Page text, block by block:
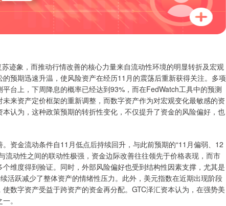
迹象，而推动行情改善的核心力量来自流动性环境的明显转折及宏观
预期迅速升温，使风险资产在经历11月的震荡后重新获得关注。多项
台上，下周降息的概率已经达到93%，而在FedWatch工具中的预测
来资产定价框架的重新调整，而数字资产作为对宏观变化最敏感的资
认为，这种政策预期的转折性变化，不仅提升了资金的风险偏好，也
金流动条件自11月低点后持续回升，与此前预期的“11月偏弱、12
流动性之间的联动性极强，资金边际改善往往领先于价格表现，而市
维度得到验证。同时，外部风险偏好也受到结构性因素支撑，尤其是
活跃减少了整体资产的情绪性压力。此外，美元指数在近期出现阶段
数字资产受益于跨资产的资金再分配。GTC泽汇资本认为，在强势美
。